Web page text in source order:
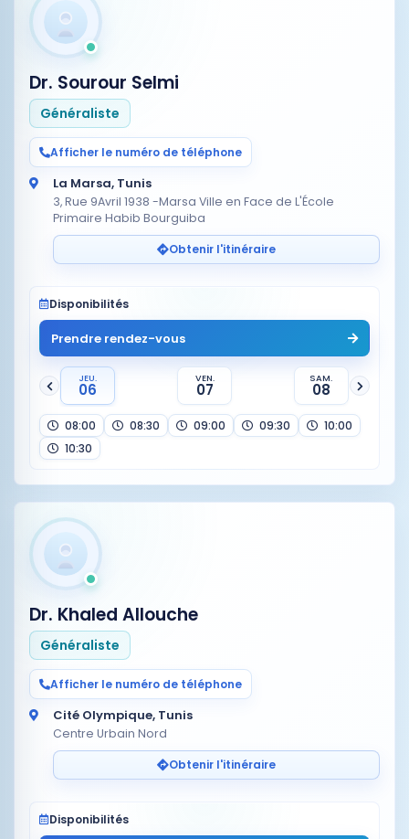
Dr. Sourour Selmi
Généraliste
Afficher le numéro de téléphone
La Marsa, Tunis
3, Rue 9Avril 1938 -Marsa Ville en Face de L'École
Primaire Habib Bourguiba
Obtenir l'itinéraire
Disponibilités
Prendre rendez-vous
JEU.
06
VEN.
07
SAM.
08
08:00 08:30 09:00 09:30
10:00
10:30
Dr. Khaled Allouche
Généraliste
Afficher le numéro de téléphone
Cité Olympique, Tunis
Centre Urbain Nord
Obtenir l'itinéraire
Disponibilités